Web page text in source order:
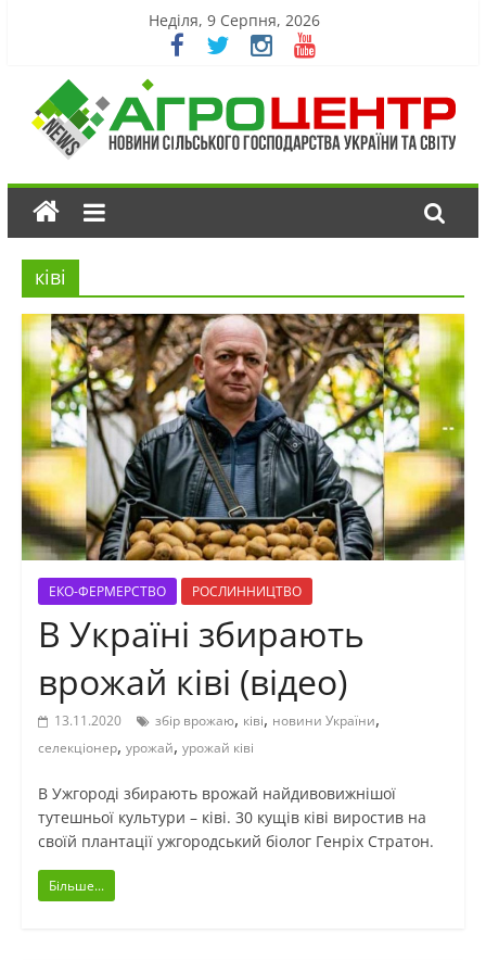
Неділя, 9 Серпня, 2026
ківі
ЕКО-ФЕРМЕРСТВО РОСЛИННИЦТВО
В Україні збирають
врожай ківі (відео)
13.11.2020 збір врожаю, ківі, новини України,
селекціонер, урожай, урожай ківі
В Ужгороді збирають врожай найдивовижнішої
тутешньої культури – ківі. 30 кущів ківі виростив на
своїй плантації ужгородський біолог Генріх Стратон.
Більше...